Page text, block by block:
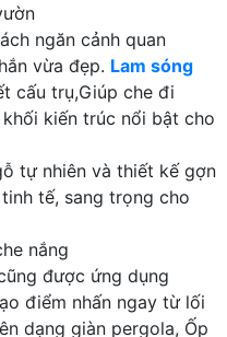
ngăn cảnh quan
vừa đẹp. Lam sóng
cấu trụ,Giúp che đi
kiến trúc nổi bật cho
tự nhiên và thiết kế gợn
tế, sang trọng cho
nắng
được ứng dụng
điểm nhấn ngay từ lối
dạng giàn pergola, Ốp